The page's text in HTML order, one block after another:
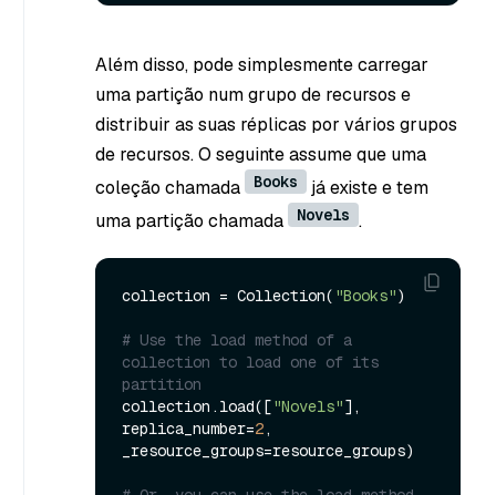
Além disso, pode simplesmente carregar
uma partição num grupo de recursos e
distribuir as suas réplicas por vários grupos
de recursos. O seguinte assume que uma
coleção chamada
Books
já existe e tem
uma partição chamada
Novels .
collection = Collection( "Books")
# Use the load method of a
collection to load one of its
partition
collection.load(["Novels"],
replica_number=2,
_resource_groups=resource_groups)